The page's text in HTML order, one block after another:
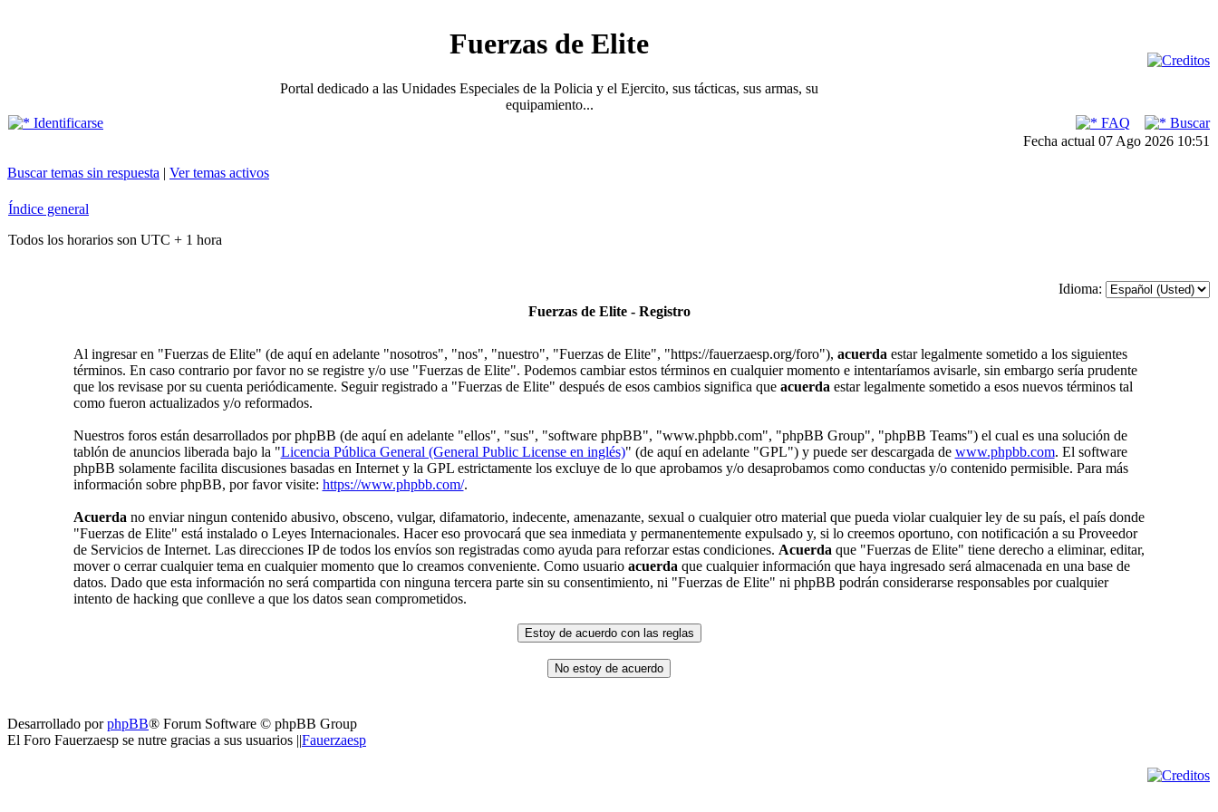
Fuerzas de Elite
Portal dedicado a las Unidades Especiales de la Policia y el Ejercito, sus tácticas, sus armas, su
equipamiento...
Identificarse
FAQ
Buscar
Fecha actual 07 Ago 2026 10:51
Buscar temas sin respuesta | Ver temas activos
Índice general
Todos los horarios son UTC + 1 hora
Idioma:
Fuerzas de Elite - Registro
Al ingresar en "Fuerzas de Elite" (de aquí en adelante "nosotros", "nos", "nuestro", "Fuerzas de Elite", "https://fauerzaesp.org/foro"), acuerda estar legalmente sometido a los siguientes
términos. En caso contrario por favor no se registre y/o use "Fuerzas de Elite". Podemos cambiar estos términos en cualquier momento e intentaríamos avisarle, sin embargo sería prudente
que los revisase por su cuenta periódicamente. Seguir registrado a "Fuerzas de Elite" después de esos cambios significa que acuerda estar legalmente sometido a esos nuevos términos tal
como fueron actualizados y/o reformados.
Nuestros foros están desarrollados por phpBB (de aquí en adelante "ellos", "sus", "software phpBB", "www.phpbb.com", "phpBB Group", "phpBB Teams") el cual es una solución de
tablón de anuncios liberada bajo la "Licencia Pública General (General Public License en inglés)" (de aquí en adelante "GPL") y puede ser descargada de www.phpbb.com. El software
phpBB solamente facilita discusiones basadas en Internet y la GPL estrictamente los excluye de lo que aprobamos y/o desaprobamos como conductas y/o contenido permisible. Para más
información sobre phpBB, por favor visite: https://www.phpbb.com/.
Acuerda no enviar ningun contenido abusivo, obsceno, vulgar, difamatorio, indecente, amenazante, sexual o cualquier otro material que pueda violar cualquier ley de su país, el país donde
"Fuerzas de Elite" está instalado o Leyes Internacionales. Hacer eso provocará que sea inmediata y permanentemente expulsado y, si lo creemos oportuno, con notificación a su Proveedor
de Servicios de Internet. Las direcciones IP de todos los envíos son registradas como ayuda para reforzar estas condiciones. Acuerda que "Fuerzas de Elite" tiene derecho a eliminar, editar,
mover o cerrar cualquier tema en cualquier momento que lo creamos conveniente. Como usuario acuerda que cualquier información que haya ingresado será almacenada en una base de
datos. Dado que esta información no será compartida con ninguna tercera parte sin su consentimiento, ni "Fuerzas de Elite" ni phpBB podrán considerarse responsables por cualquier
intento de hacking que conlleve a que los datos sean comprometidos.
Desarrollado porphpBB® Forum Software © phpBB Group
El Foro Fauerzaesp se nutre gracias a sus usuarios ||Fauerzaesp